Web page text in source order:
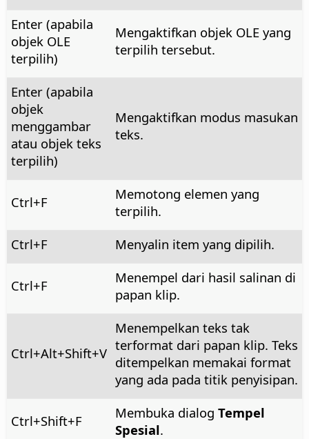
Enter (apabila
objek OLE
terpilih)
Mengaktifkan objek OLE yang
terpilih tersebut.
Enter (apabila
objek
menggambar
atau objek teks
terpilih)
Mengaktifkan modus masukan
teks.
Ctrl+F
Memotong elemen yang
terpilih.
Ctrl+F Menyalin item yang dipilih.
Ctrl+F
Menempel dari hasil salinan di
papan klip.
Ctrl+Alt+Shift+V
Menempelkan teks tak
terformat dari papan klip. Teks
ditempelkan memakai format
yang ada pada titik penyisipan.
Ctrl+Shift+F Membuka dialog Tempel
Spesial.